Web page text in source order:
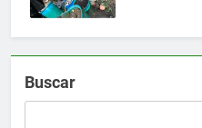
Buscar